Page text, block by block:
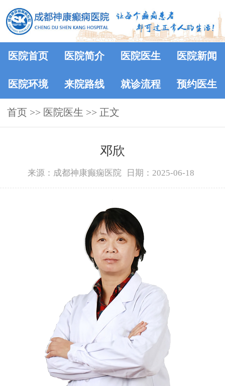
医院首页 医院简介 医院医生 医院新闻
医院环境 来院路线 就诊流程 预约医生
首页 >> 医院医生 >> 正文
邓欣
来源：成都神康癫痫医院 日期：2025-06-18